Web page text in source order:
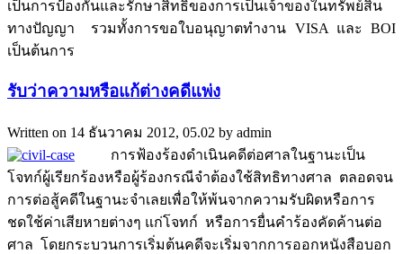
เป็นการป้องกันและรักษาสิทธิของการเป็นเจ้าของในทรัพย์สิน
ทางปัญญา รวมทั้งการขอใบอนุญาตทำงาน VISA และ BOI
เป็นต้นการ
รับว่าความหรือแก้ต่างคดีแพ่ง
Written on 14 ธันวาคม 2012, 05.02 by admin
การฟ้องร้องดำเนินคดีต่อศาลในฐานะเป็น
โจทก์ผู้เรียกร้องหรือผู้ร้องกรณีจำต้องใช้สิทธิทางศาล ตลอดจน
การต่อสู้คดีในฐานะจำเลยเพื่อให้พ้นจากความรับผิดหรือการ
ชดใช้ค่าเสียหายต่างๆ แก่โจทก์ หรือการยื่นคำร้องคัดค้านต่อ
ศาล โดยกระบวนการเริ่มต้นคดีจะเริ่มจากการออกหนังสือบอก